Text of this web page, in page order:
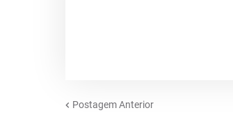
Postagem Anterior